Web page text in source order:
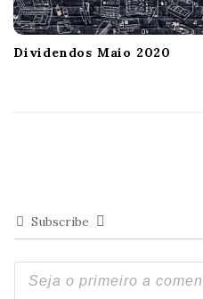
Dividendos Maio 2020
Subscribe